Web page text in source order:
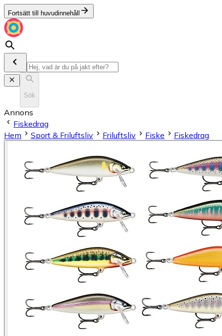
Fortsätt till huvudinnehåll
Sök
Annons
Fiskedrag
Hem
Sport & Friluftsliv Friluftsliv Fiske Fiskedrag